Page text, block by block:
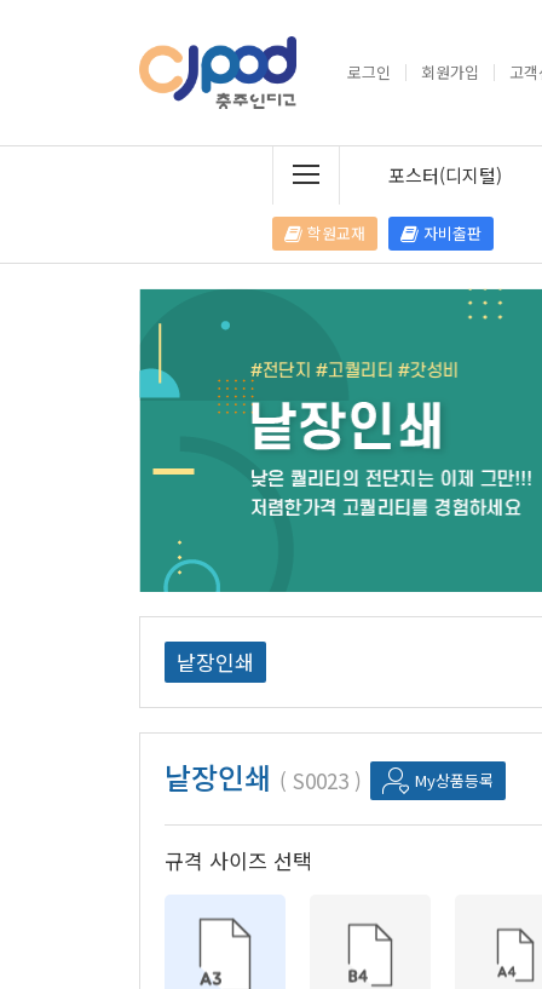
로그인 회원가입 고
포스터(디지털)
학원교재 자비출판
낱장인쇄
낱장인쇄 S0023 My상품등록
규격 사이즈 선택